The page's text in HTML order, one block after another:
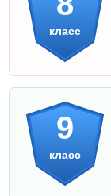
класс
9
класс